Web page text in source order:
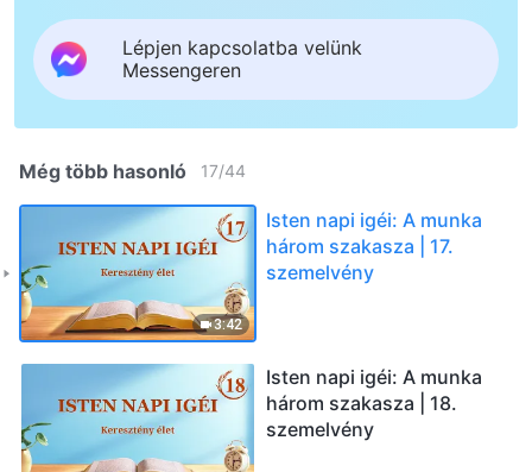
Lépjen kapcsolatba velünk
Messengeren
Még több hasonló 17/44
3:42
Isten napi igéi: A munka
három szakasza | 17.
szemelvény
Isten napi igéi: A munka
három szakasza | 18.
szemelvény